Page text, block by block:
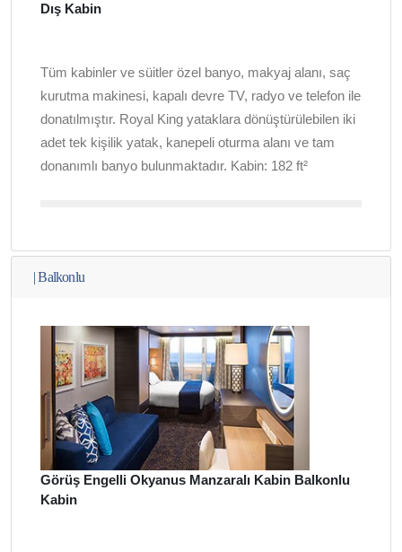
Dış Kabin
Tüm kabinler ve süitler özel banyo, makyaj alanı, saç
kurutma makinesi, kapalı devre TV, radyo ve telefon ile
donatılmıştır. Royal King yataklara dönüştürülebilen iki
adet tek kişilik yatak, kanepeli oturma alanı ve tam
donanımlı banyo bulunmaktadır. Kabin: 182 ft²
|Balkonlu
Görüş Engelli Okyanus Manzaralı Kabin Balkonlu
Kabin